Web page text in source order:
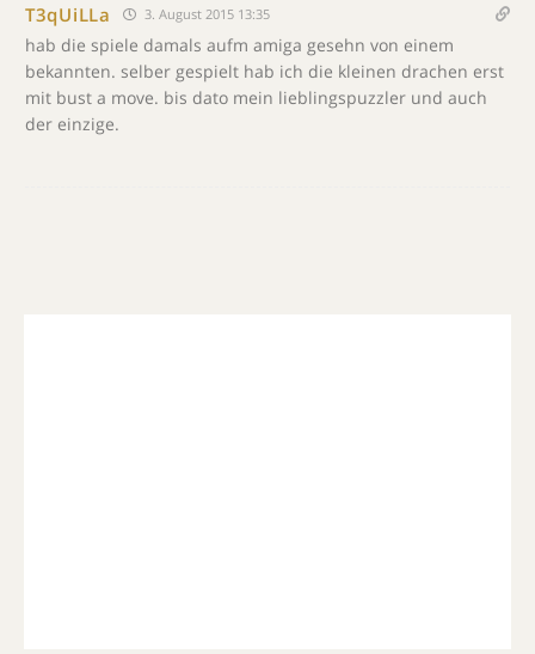
T3qUiLLa 3. August 2015 13:35
hab die spiele damals aufm amiga gesehn von einem
bekannten. selber gespielt hab ich die kleinen drachen erst
mit bust a move. bis dato mein lieblingspuzzler und auch
der einzige.